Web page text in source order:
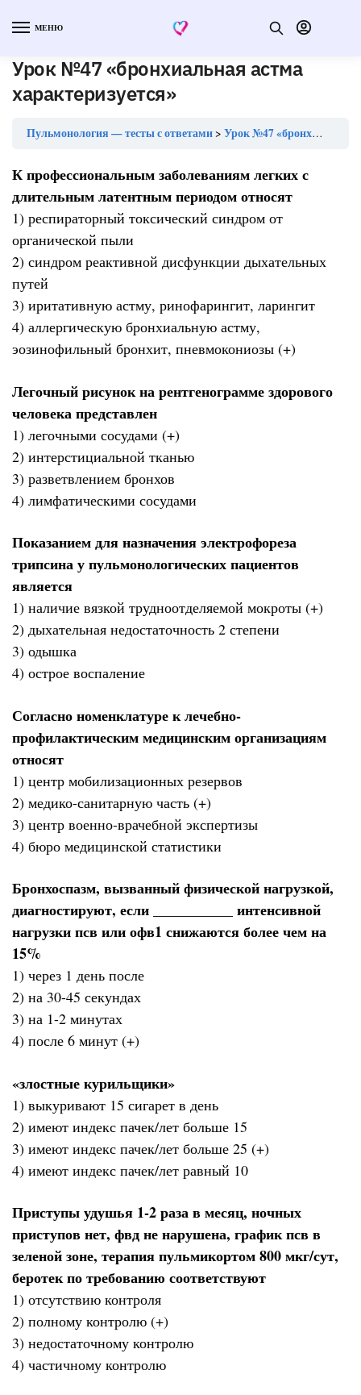
МЕНЮ
Урок №47 «бронхиальная астма
характеризуется»
Пульмонология — тесты с ответами Урок №47 «бронхиальная астма характеризуется»
К профессиональным заболеваниям легких с
длительным латентным периодом относят
1) респираторный токсический синдром от
органической пыли
2) синдром реактивной дисфункции дыхательных
путей
3) иритативную астму, ринофарингит, ларингит
4) аллергическую бронхиальную астму,
эозинофильный бронхит, пневмокониозы (+)
Легочный рисунок на рентгенограмме здорового
человека представлен
1) легочными сосудами (+)
2) интерстициальной тканью
3) разветвлением бронхов
4) лимфатическими сосудами
Показанием для назначения электрофореза
трипсина у пульмонологических пациентов
является
1) наличие вязкой трудноотделяемой мокроты (+)
2) дыхательная недостаточность 2 степени
3) одышка
4) острое воспаление
Согласно номенклатуре к лечебно-
профилактическим медицинским организациям
относят
1) центр мобилизационных резервов
2) медико-санитарную часть (+)
3) центр военно-врачебной экспертизы
4) бюро медицинской статистики
Бронхоспазм, вызванный физической нагрузкой,
диагностируют, если ___________ интенсивной
нагрузки псв или офв1 снижаются более чем на
15%
1) через 1 день после
2) на 30-45 секундах
3) на 1-2 минутах
4) после 6 минут (+)
«злостные курильщики»
1) выкуривают 15 сигарет в день
2) имеют индекс пачек/лет больше 15
3) имеют индекс пачек/лет больше 25 (+)
4) имеют индекс пачек/лет равный 10
Приступы удушья 1-2 раза в месяц, ночных
приступов нет, фвд не нарушена, график псв в
зеленой зоне, терапия пульмикортом 800 мкг/сут,
беротек по требованию соответствуют
1) отсутствию контроля
2) полному контролю (+)
3) недостаточному контролю
4) частичному контролю